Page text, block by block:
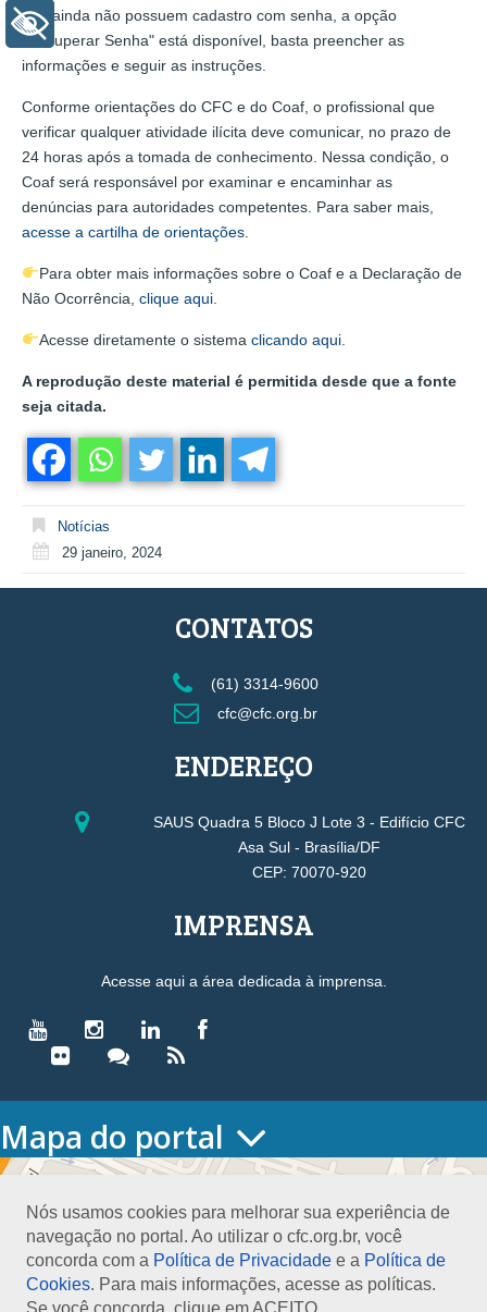
que ainda não possuem cadastro com senha, a opção
"Recuperar Senha" está disponível, basta preencher as
informações e seguir as instruções.
Conforme orientações do CFC e do Coaf, o profissional que
verificar qualquer atividade ilícita deve comunicar, no prazo de
24 horas após a tomada de conhecimento. Nessa condição, o
Coaf será responsável por examinar e encaminhar as
denúncias para autoridades competentes. Para saber mais,
acesse a cartilha de orientações
Para obter mais informações sobre o Coaf e a Declaração de
Não Ocorrência, clique aqui
Acesse diretamente o sistema clicando aqui.
A reprodução deste material é permitida desde que a fonte
seja citada.
Notícias
29 janeiro, 2024
Nós usamos cookies para melhorar sua experiência de
navegação no portal. Ao utilizar o cfc.org.br, você
concorda com a Política de Privacidade e a Política de
Cookies. Para mais informações, acesse as políticas.
Se você concorda, clique em ACEITO.
CONTATOS
(61) 3314-9600
cfc@cfc.org.br
ENDEREÇO
SAUS Quadra 5 Bloco J Lote 3 - Edifício CFC
Asa Sul - Brasília/DF
CEP: 70070-920
IMPRENSA
Acesse aqui a área dedicada à imprensa.
Mapa do portal
HOME
Conselho Diretor
Nossa Sede
Planejamento
Organograma
+ Acessibilidade